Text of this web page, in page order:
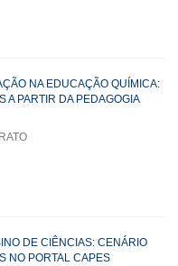
NA EDUCAÇÃO QUÍMICA:
A PARTIR DA PEDAGOGIA
DE CIÊNCIAS: CENÁRIO
NO PORTAL CAPES